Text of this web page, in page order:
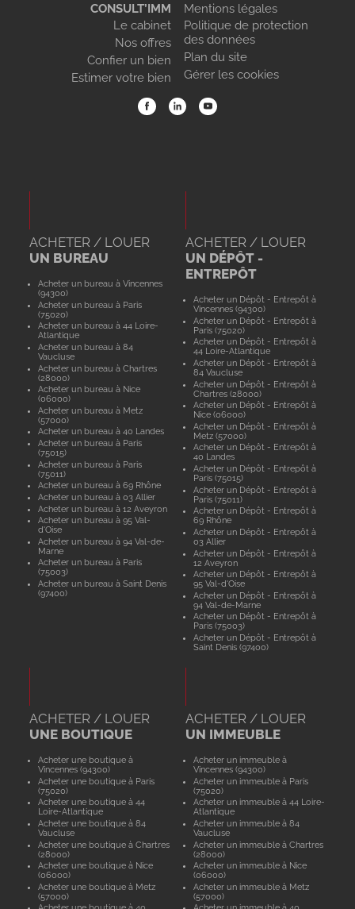
CONSULT’IMM
Le cabinet
Nos offres
Confier un bien
Estimer votre bien
Mentions légales
Politique de protection
des données
Plan du site
Gérer les cookies
ACHETER / LOUER
UN BUREAU
Acheter un bureau à Vincennes
(94300)
Acheter un bureau à Paris
(75020)
Acheter un bureau à 44 Loire-
Atlantique
Acheter un bureau à 84
Vaucluse
Acheter un bureau à Chartres
(28000)
Acheter un bureau à Nice
(06000)
Acheter un bureau à Metz
(57000)
Acheter un bureau à 40 Landes
Acheter un bureau à Paris
(75015)
Acheter un bureau à Paris
(75011)
Acheter un bureau à 69 Rhône
Acheter un bureau à 03 Allier
Acheter un bureau à 12 Aveyron
Acheter un bureau à 95 Val-
d'Oise
Acheter un bureau à 94 Val-de-
Marne
Acheter un bureau à Paris
(75003)
Acheter un bureau à Saint Denis
(97400)
ACHETER / LOUER
UN DÉPÔT -
ENTREPÔT
Acheter un Dépôt - Entrepôt à
Vincennes (94300)
Acheter un Dépôt - Entrepôt à
Paris (75020)
Acheter un Dépôt - Entrepôt à
44 Loire-Atlantique
Acheter un Dépôt - Entrepôt à
84 Vaucluse
Acheter un Dépôt - Entrepôt à
Chartres (28000)
Acheter un Dépôt - Entrepôt à
Nice (06000)
Acheter un Dépôt - Entrepôt à
Metz (57000)
Acheter un Dépôt - Entrepôt à
40 Landes
Acheter un Dépôt - Entrepôt à
Paris (75015)
Acheter un Dépôt - Entrepôt à
Paris (75011)
Acheter un Dépôt - Entrepôt à
69 Rhône
Acheter un Dépôt - Entrepôt à
03 Allier
Acheter un Dépôt - Entrepôt à
12 Aveyron
Acheter un Dépôt - Entrepôt à
95 Val-d'Oise
Acheter un Dépôt - Entrepôt à
94 Val-de-Marne
Acheter un Dépôt - Entrepôt à
Paris (75003)
Acheter un Dépôt - Entrepôt à
Saint Denis (97400)
ACHETER / LOUER
UNE BOUTIQUE
Acheter une boutique à
Vincennes (94300)
Acheter une boutique à Paris
(75020)
Acheter une boutique à 44
Loire-Atlantique
Acheter une boutique à 84
Vaucluse
Acheter une boutique à Chartres
(28000)
Acheter une boutique à Nice
(06000)
Acheter une boutique à Metz
(57000)
ACHETER / LOUER
UN IMMEUBLE
Acheter un immeuble à
Vincennes (94300)
Acheter un immeuble à Paris
(75020)
Acheter un immeuble à 44 Loire-
Atlantique
Acheter un immeuble à 84
Vaucluse
Acheter un immeuble à Chartres
(28000)
Acheter un immeuble à Nice
(06000)
Acheter un immeuble à Metz
(57000)